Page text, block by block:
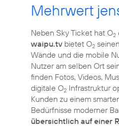
Mehrwert
Neben Sky Ticket hat O2
waipu.tv bietet O2
Wände und die mobile
Nutzer am selben Ort
finden Fotos, Videos,
digitale O2 Infrastruktur
Kunden zu einem
Bedürfnisse moderner
übersichtlich auf einer